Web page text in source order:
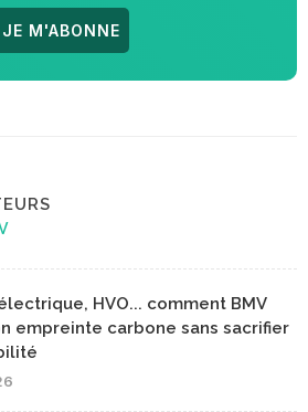
JE M'ABONNE
HVO... comment BMV
empreinte carbone sans sacrifier